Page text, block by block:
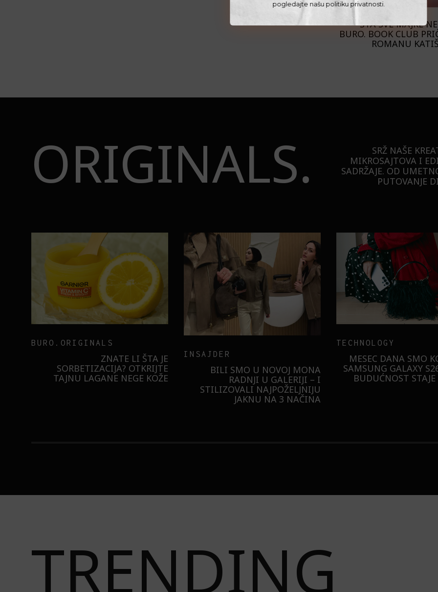
ŠTA SVE MAJKE
BURO. BOOK CLUB
ROMANU
ORIGINALS.
SRŽ NAŠE
MIKROSAJTOVA I
SADRŽAJE. OD
PUTOVANJE
BURO.ORIGINALS
ZNATE LI ŠTA JE
SORBETIZACIJA? OTKRIJTE
TAJNU LAGANE NEGE KOŽE
INSAJDER
BILI SMO U NOVOJ MONA
RADNJI U GALERIJI – I
STILIZOVALI NAJPOŽELJNIJU
JAKNU NA 3 NAČINA
TECHNOLOGY
MESEC DANA SMO
SAMSUNG GALAXY
BUDUĆNOST
TRENDING
pogledajte našu politiku privatnosti.